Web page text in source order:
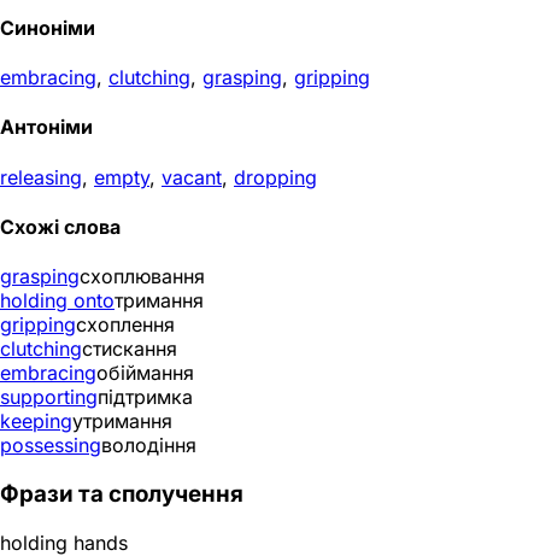
Синоніми
embracing, clutching, grasping, gripping
Антоніми
releasing, empty, vacant, dropping
Схожі слова
graspingсхоплювання
holding ontoтримання
grippingсхоплення
clutchingстискання
embracingобіймання
supportingпідтримка
keepingутримання
possessingволодіння
Фрази та сполучення
holding hands